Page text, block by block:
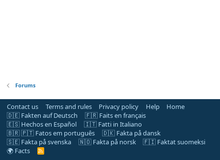
Forums
Contact us Terms and rules Privacy policy Help
Home
🇩🇪 Fakten auf Deutsch
🇫🇷 Faits en français
🇪🇸 Hechos en Español
🇮🇹 Fatti in Italiano
🇧🇷 🇵🇹 Fatos em português
🇩🇰 Fakta på dansk
🇸🇪 Fakta på svenska
🇳🇴 Fakta på norsk
🇫🇮 Faktat suomeksi
🌍 Facts
R